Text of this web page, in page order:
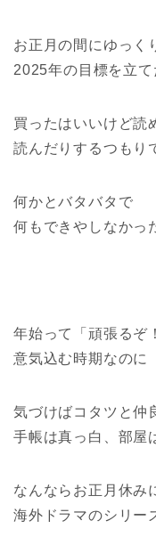
お正月の間にゆっく
2025年の目標を立て
買ったはいいけど読
読んだりするつもり
何かとバタバタで
何もできやしなかっ
年始って「頑張るぞ
意気込む時期なのに
気づけばコタツと仲
手帳は真っ白、部屋
なんならお正月休み
海外ドラマのシリー